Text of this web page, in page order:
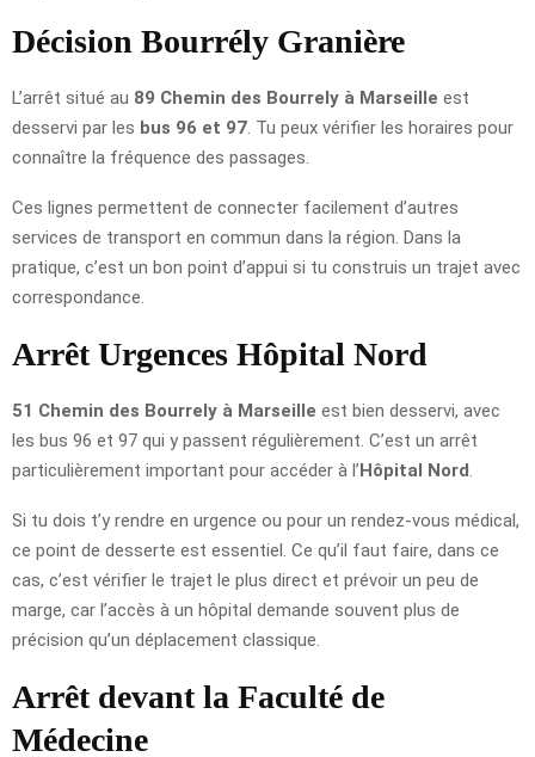
Décision Bourrély Granière
L’arrêt situé au 89 Chemin des Bourrely à Marseille est
desservi par les bus 96 et 97 . Tu peux vérifier les horaires pour
connaître la fréquence des passages.
Ces lignes permettent de connecter facilement d’autres
services de transport en commun dans la région. Dans la
pratique, c’est un bon point d’appui si tu construis un trajet avec
correspondance.
Arrêt Urgences Hôpital Nord
51 Chemin des Bourrely à Marseille est bien desservi, avec
les bus 96 et 97 qui y passent régulièrement. C’est un arrêt
particulièrement important pour accéder à l’Hôpital Nord
Si tu dois t’y rendre en urgence ou pour un rendez-vous médical,
ce point de desserte est essentiel. Ce qu’il faut faire, dans ce
cas, c’est vérifier le trajet le plus direct et prévoir un peu de
marge, car l’accès à un hôpital demande souvent plus de
précision qu’un déplacement classique.
Arrêt devant la Faculté de
Médecine